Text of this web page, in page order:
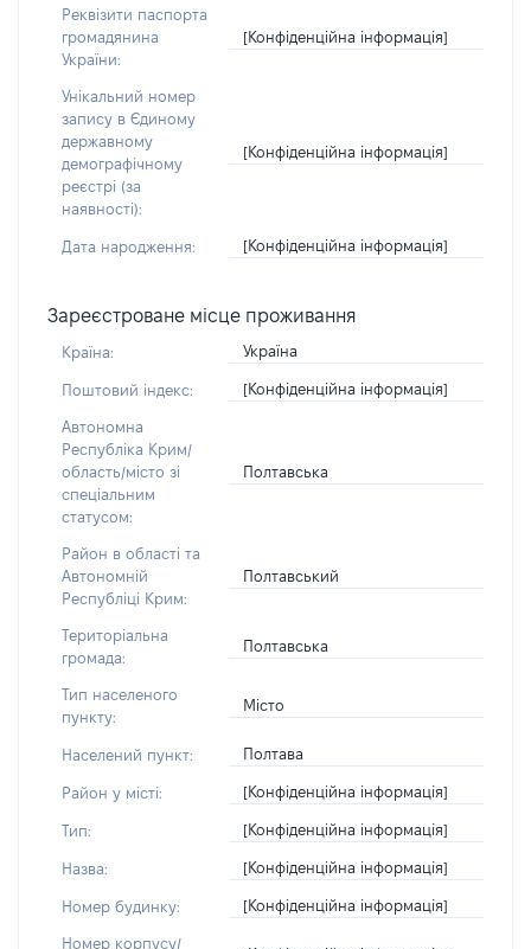
Реквізити паспорта
громадянина
України:
[Конфіденційна інформація]
Унікальний номер
запису в Єдиному
державному
демографічному
реєстрі (за
наявності):
[Конфіденційна інформація]
Дата народження: [Конфіденційна інформація]
Зареєстроване місце проживання
Країна: Україна
Поштовий індекс: [Конфіденційна інформація]
Автономна
Республіка Крим/
область/місто зі
спеціальним
статусом:
Полтавська
Район в області та
Автономній
Республіці Крим:
Полтавський
Територіальна
громада:
Полтавська
Тип населеного
пункту:
Місто
Населений пункт: Полтава
Район у місті: [Конфіденційна інформація]
Тип: [Конфіденційна інформація]
Назва: [Конфіденційна інформація]
Номер будинку: [Конфіденційна інформація]
Номер корпусу/